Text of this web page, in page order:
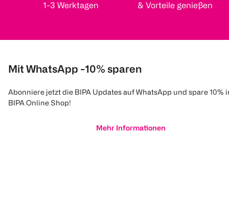
1-3 Werktagen
& Vorteile genießen
Mit WhatsApp -10% sparen
Abonniere jetzt die BIPA Updates auf WhatsApp und spare 10%
BIPA Online Shop!
Mehr Informationen